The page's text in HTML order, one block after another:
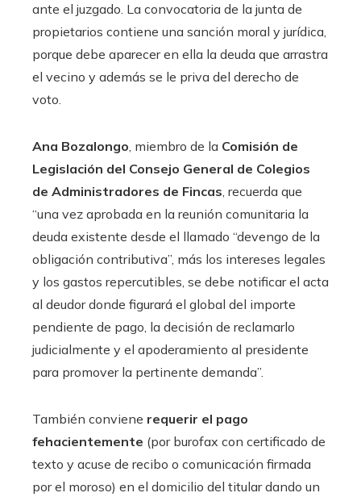
ante el juzgado. La convocatoria de la junta de
propietarios contiene una sanción moral y jurídica,
porque debe aparecer en ella la deuda que arrastra
el vecino y además se le priva del derecho de
voto.
Ana Bozalongo, miembro de la Comisión de
Legislación del Consejo General de Colegios
de Administradores de Fincas, recuerda que
“una vez aprobada en la reunión comunitaria la
deuda existente desde el llamado “devengo de la
obligación contributiva”, más los intereses legales
y los gastos repercutibles, se debe notificar el acta
al deudor donde figurará el global del importe
pendiente de pago, la decisión de reclamarlo
judicialmente y el apoderamiento al presidente
para promover la pertinente demanda”.
También conviene requerir el pago
fehacientemente (por burofax con certificado de
texto y acuse de recibo o comunicación firmada
por el moroso) en el domicilio del titular dando un